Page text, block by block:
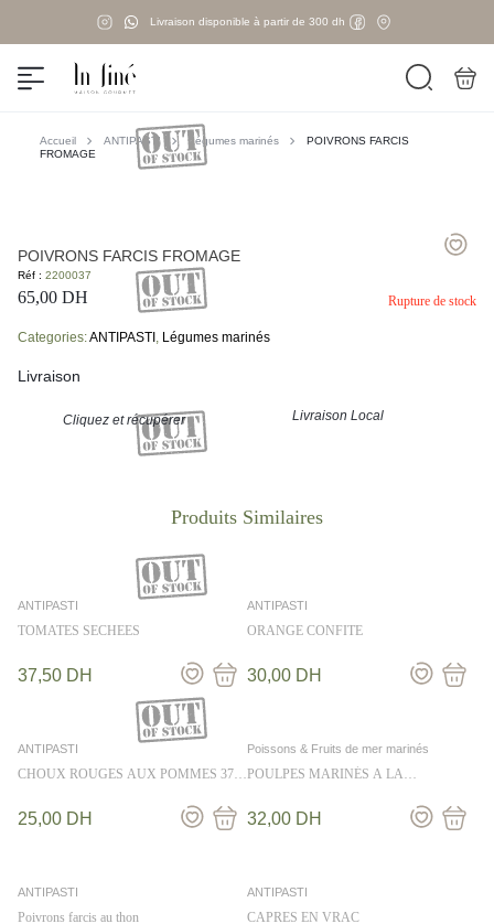
Livraison disponible à partir de 300 dh
Accueil ANTIPASTI Légumes marinés
POIVRONS FARCIS
FROMAGE
POIVRONS FARCIS FROMAGE
Réf : 2200037
65,00 DH Rupture de stock
Categories:ANTIPASTI , Légumes marinés
Livraison
Cliquez et récupérer Livraison Local
ANTIPASTI
TOMATES SECHEES
37,50 DH
ANTIPASTI
ORANGE CONFITE
30,00 DH
ANTIPASTI
CHOUX ROUGES AUX POMMES 37
25,00 DH
Poissons & Fruits de mer marinés
POULPES MARINÉS A LA
32,00 DH
ANTIPASTI
Poivrons farcis au thon
ANTIPASTI
CAPRES EN VRAC